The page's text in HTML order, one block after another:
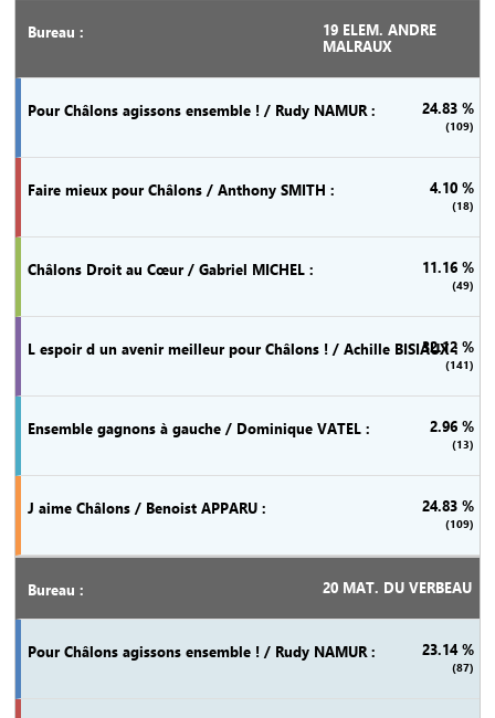
19 ELEM. ANDRE
MALRAUX
24.83 %
(109)
4.10 %
(18)
11.16 %
(49)
32.12 %
(141)
2.96 %
(13)
24.83 %
(109)
20 MAT. DU VERBEAU
23.14 %
(87)